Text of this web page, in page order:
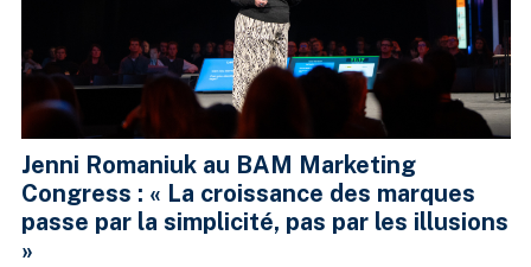
Jenni Romaniuk au BAM Marketing
Congress : « La croissance des marques
passe par la simplicité, pas par les illusions
»